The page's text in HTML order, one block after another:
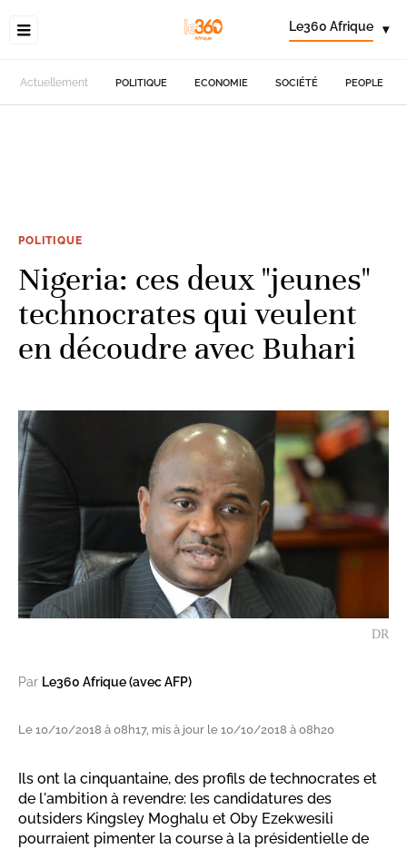
Le360 Afrique ▾
Actuellement POLITIQUE ECONOMIE SOCIÉTÉ PEOPLE
POLITIQUE
Nigeria: ces deux "jeunes"
technocrates qui veulent
en découdre avec Buhari
DR
Par Le360 Afrique (avec AFP)
Le 10/10/2018 à 08h17, mis à jour le 10/10/2018 à 08h20
Ils ont la cinquantaine, des profils de technocrates et
de l'ambition à revendre: les candidatures des
outsiders Kingsley Moghalu et Oby Ezekwesili
pourraient pimenter la course à la présidentielle de